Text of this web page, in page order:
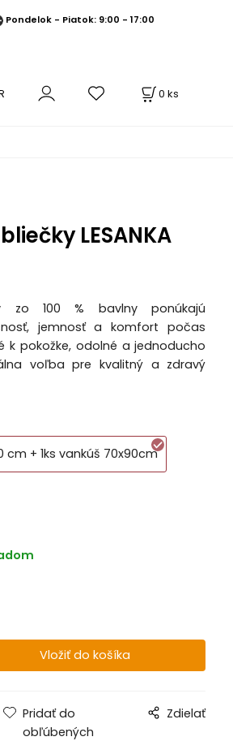
Pondelok - Piatok: 9:00 - 17:00
0 ks
LESANKA
zo 100 % bavlny ponúkajú
jemnosť a komfort počas
k pokožke, odolné a jednoducho
voľba pre kvalitný a zdravý
cm + 1ks vankúš 70x90cm
Pridať do
obľúbených
Zdielať